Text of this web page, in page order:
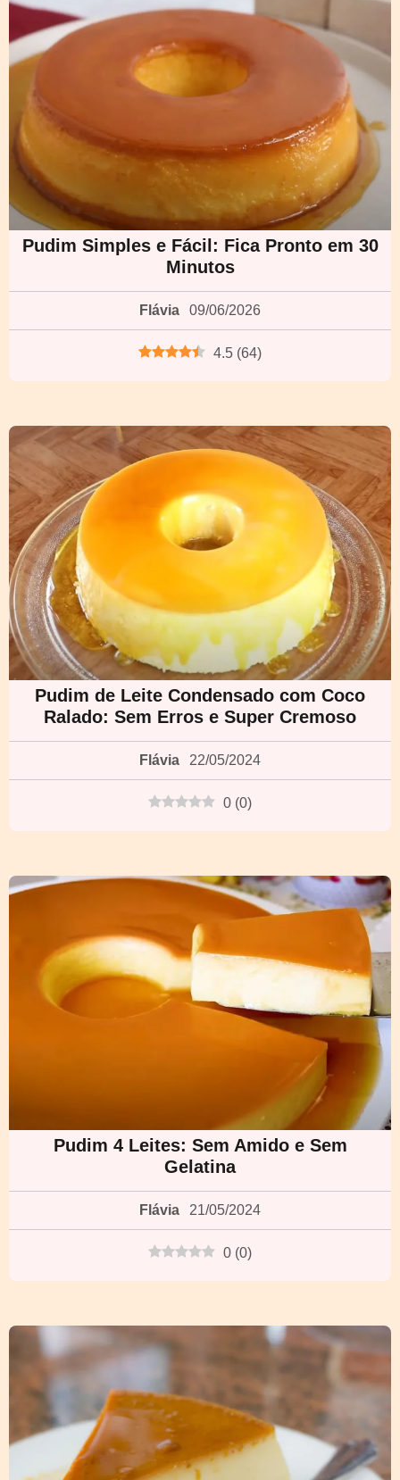
Pudim Simples e Fácil: Fica Pronto em 30
Minutos
Flávia 09/06/2026
4.5 (64)
Pudim de Leite Condensado com Coco
Ralado: Sem Erros e Super Cremoso
Flávia 22/05/2024
0 (0)
Pudim 4 Leites: Sem Amido e Sem
Gelatina
Flávia 21/05/2024
0 (0)